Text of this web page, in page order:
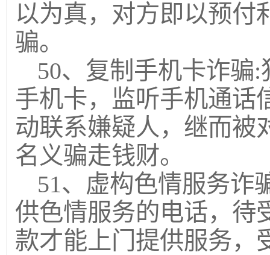
以为真，对方即以预付
骗。
50、复制手机卡诈骗
手机卡，监听手机通话
动联系嫌疑人，继而被
名义骗走钱财。
51、虚构色情服务诈
供色情服务的电话，待
款才能上门提供服务，